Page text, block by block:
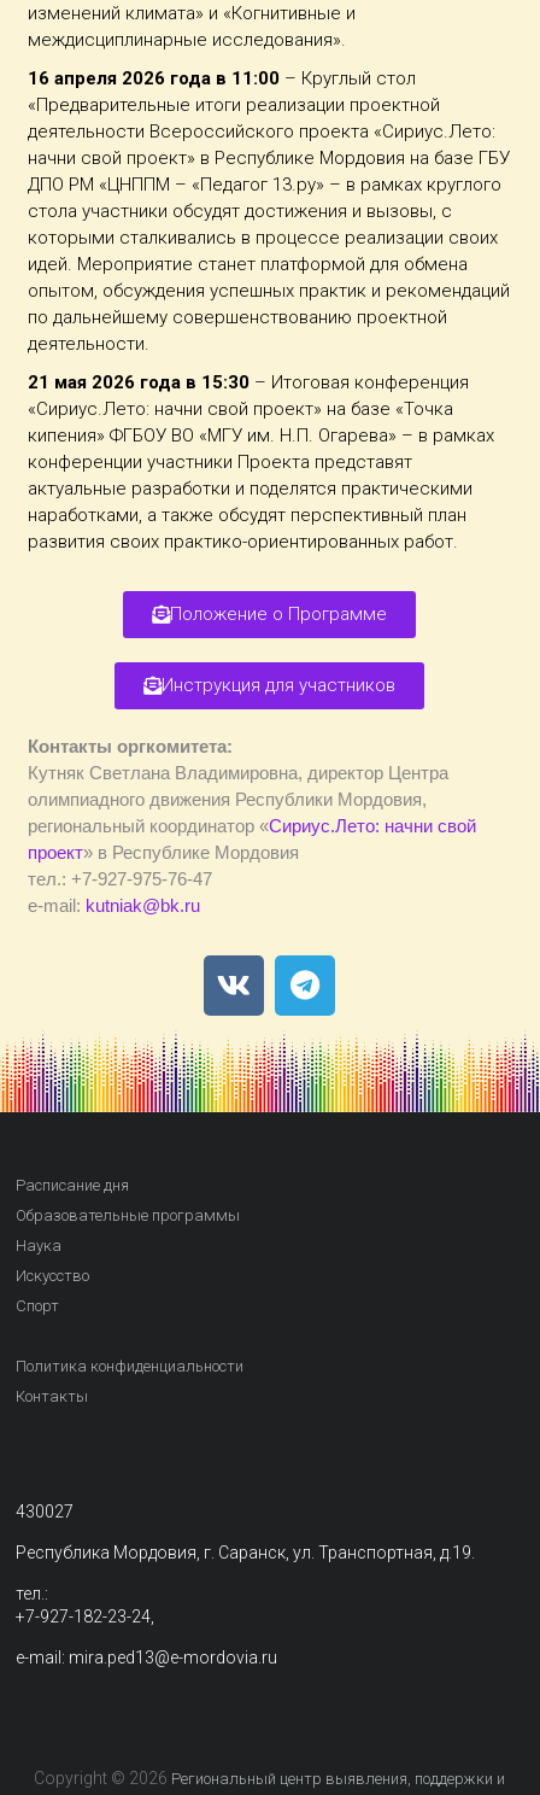
изменений климата» и «Когнитивные и
междисциплинарные исследования».
16 апреля 2026 года в 11:00 – Круглый стол
«Предварительные итоги реализации проектной
деятельности Всероссийского проекта «Сириус.Лето:
начни свой проект» в Республике Мордовия на базе ГБУ
ДПО РМ «ЦНППМ – «Педагог 13.ру» – в рамках круглого
стола участники обсудят достижения и вызовы, с
которыми сталкивались в процессе реализации своих
идей. Мероприятие станет платформой для обмена
опытом, обсуждения успешных практик и рекомендаций
по дальнейшему совершенствованию проектной
деятельности.
21 мая 2026 года в 15:30 – Итоговая конференция
«Сириус.Лето: начни свой проект» на базе «Точка
кипения» ФГБОУ ВО «МГУ им. Н.П. Огарева» – в рамках
конференции участники Проекта представят
актуальные разработки и поделятся практическими
наработками, а также обсудят перспективный план
развития своих практико-ориентированных работ.
Положение о Программе
Инструкция для участников
Контакты оргкомитета:
Кутняк Светлана Владимировна, директор Центра
олимпиадного движения Республики Мордовия,
региональный координатор «Сириус.Лето: начни свой
проект» в Республике Мордовия
тел.: +7-927-975-76-47
e-mail: kutniak@bk.ru
Расписание дня
Образовательные программы
Наука
Искусство
Спорт
Политика конфиденциальности
Контакты
430027
Республика Мордовия, г. Саранск, ул. Транспортная, д.19.
тел.:
+7-927-182-23-24,
e-mail: mira.ped13@e-mordovia.ru
Copyright © 2026 Региональный центр выявления, поддержки и